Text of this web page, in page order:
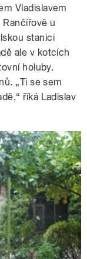
Vladislavem
u
stanici
ale v kotcích
holuby.
„Ti se sem
říká Ladislav